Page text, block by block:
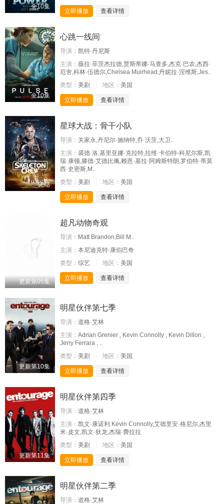
全10集
立即播放 查看详情
全10集
心跳一线间
导演： 凯特·丹尼斯
主演： 薇拉·菲茨杰拉德,贾斯蒂娜·马查多,杰克·巴农,杰西·
厄舍,科林·伍德尔,Chelsea Muirhead,丹妮拉·涅维斯,Jes..
类型： 美剧 地区： 美国
立即播放 查看详情
完结
星球大战：骨干小队
导演： 关家永,丹尼尔·施纳特,乔·沃茨,大卫..
主演： 裘德·洛,基里亚娜·克拉特,拉维·卡伯特-科尼尔斯,凯
瑞·康顿,滕德·艾德比佩,赖恩·基拉·阿姆斯特朗,罗伯特·蒂莫
西·史密斯,M..
类型： 美剧 地区： 美国
立即播放 查看详情
更新第05集
超凡动物奇观
导演： Matt Brandon,Bill M..
主演： 本尼迪克特·康伯巴奇
类型： 综艺 地区： 美国
立即播放 查看详情
更新第10集
明星伙伴第七季
导演： 道格·艾林
主演： Adrian Grenier , Kevin Connolly , Kevin Dillon ,
Jerry Ferrara , ..
类型： 美剧 地区： 美国
立即播放 查看详情
更新第11集
明星伙伴第四季
导演： 道格·艾林
主演： 凯文·康诺利 Kevin Connolly,艾德里安·格尼尔,杰里
米·皮文,凯文·狄龙,杰瑞·费拉拉
类型： 美剧 地区： 美国
立即播放 查看详情
明星伙伴第二季
导演： 道格·艾林